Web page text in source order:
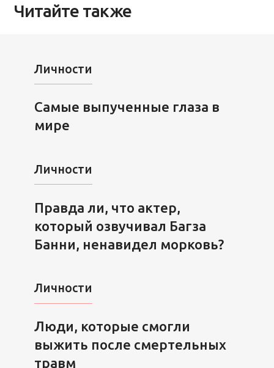
Читайте также
Личности
Самые выпученные глаза в
мире
Личности
Правда ли, что актер,
который озвучивал Багза
Банни, ненавидел морковь?
Личности
Люди, которые смогли
выжить после смертельных
травм